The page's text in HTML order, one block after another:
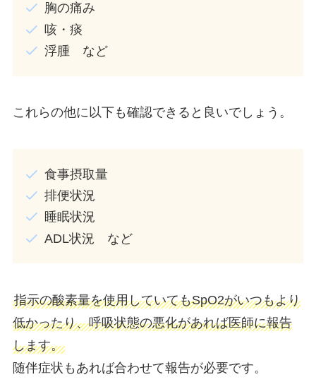
胸の痛み
咳・痰
浮腫 など
これらの他に以下も確認できると良いでしょう。
食事摂取量
排便状況
睡眠状況
ADL状況 など
指示の酸素量を使用していてもSpO2がいつもより
低かったり、呼吸状態の悪化があれば医師に報告
します。
随伴症状もあれば合わせて報告が必要です。